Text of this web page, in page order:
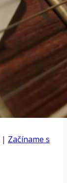
| Začíname s